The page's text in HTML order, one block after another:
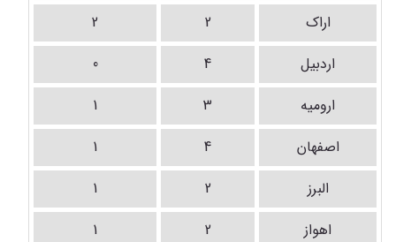
اراک
2
2
اردبیل
4
0
ارومیه
3
1
اصفهان
4
1
البرز
2
1
اهواز
2
1